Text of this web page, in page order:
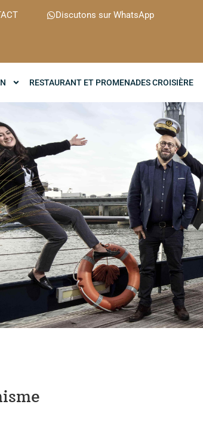
Discutons sur WhatsApp
RESTAURANT ET PROMENADES CROISIÈRE